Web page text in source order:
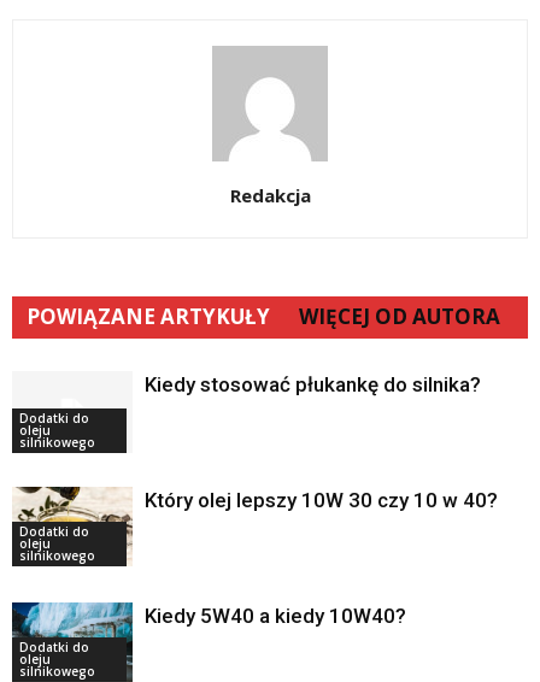
Redakcja
POWIĄZANE ARTYKUŁY WIĘCEJ OD AUTORA
Dodatki do
oleju
silnikowego
Kiedy stosować płukankę do silnika?
Dodatki do
oleju
silnikowego
Który olej lepszy 10W 30 czy 10 w 40?
Dodatki do
oleju
silnikowego
Kiedy 5W40 a kiedy 10W40?